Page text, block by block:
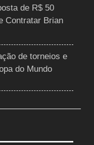
de R$ 50
Contratar Brian
de torneios e
do Mundo